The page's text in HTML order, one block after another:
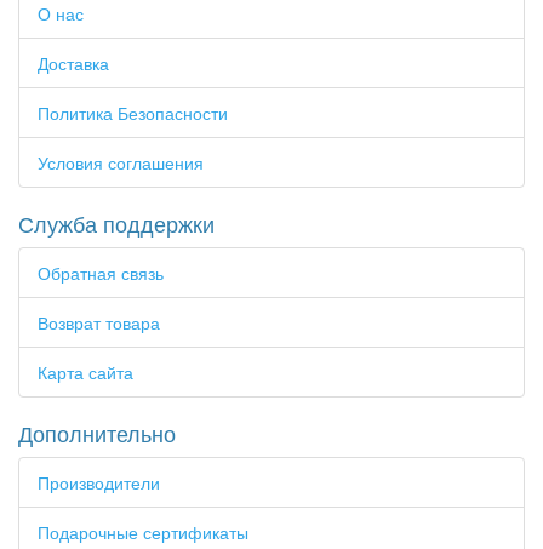
О нас
Доставка
Политика Безопасности
Условия соглашения
Служба поддержки
Обратная связь
Возврат товара
Карта сайта
Дополнительно
Производители
Подарочные сертификаты